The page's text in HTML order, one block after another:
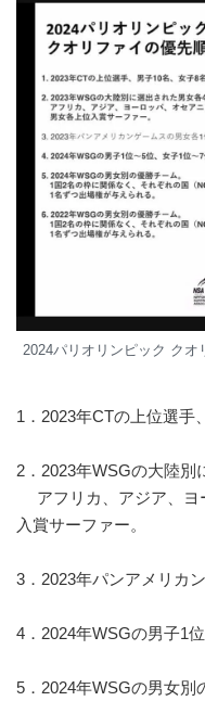
2024パリオリンピック ク
1．2023年CTの上位選手
2．2023年WSGの大陸別
アフリカ、アジア、ヨ
入賞サーファー。
3．2023年パンアメリカ
4．2024年WSGの男子1
5．2024年WSGの男女別